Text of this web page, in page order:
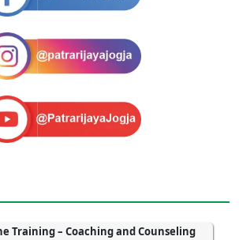
Training – Coaching and Counseling